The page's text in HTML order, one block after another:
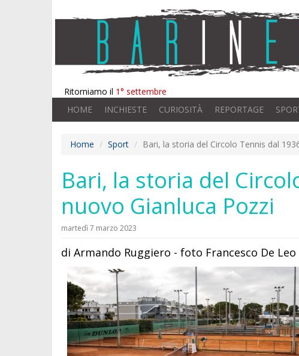
Ritorniamo il 1° settembre
HOME INCHIESTE CURIOSITÀ REPORTAGE
Home Sport Bari, la storia del Circolo Tennis dal
Bari, la storia del
nuovo Gianluca Pozzi
martedì 7 marzo 2023
di Armando Ruggiero - foto Francesco De Leo